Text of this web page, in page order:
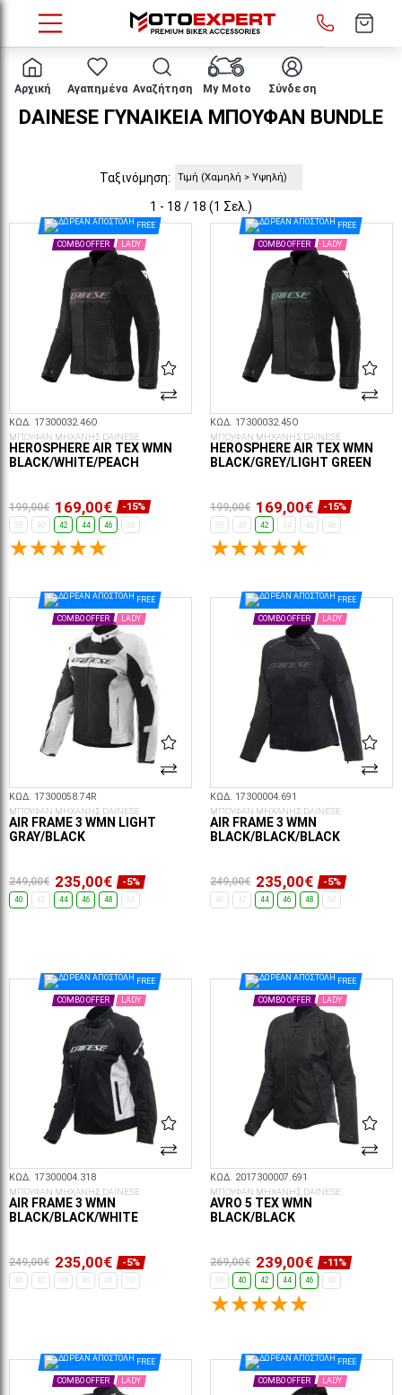
Αρχική Αγαπημένα Αναζήτηση My Moto Σύνδεση
DAINESE ΓΥΝΑΙΚΕΙΑ ΜΠΟΥΦΑΝ
DAINESE ΓΥΝΑΙΚΕΙΑ ΜΠΟΥΦΑΝ BUNDLE
Ταξινόμηση:
1 - 18 / 18 (1 Σελ.)
FREE
COMBO OFFER LADY
ΚΩΔ. 17300032.46O
ΜΠΟΥΦΑΝ ΜΗΧΑΝΗΣ DAINESE
HEROSPHERE AIR TEX WMN
BLACK/WHITE/PEACH
199,00€ 169,00€ -15%
38 40 42 44 46 48
FREE
COMBO OFFER LADY
ΚΩΔ. 17300032.45O
ΜΠΟΥΦΑΝ ΜΗΧΑΝΗΣ DAINESE
HEROSPHERE AIR TEX WMN
BLACK/GREY/LIGHT GREEN
199,00€ 169,00€ -15%
38 40 42 44 46 48
FREE
COMBO OFFER LADY
ΚΩΔ. 17300058.74R
ΜΠΟΥΦΑΝ ΜΗΧΑΝΗΣ DAINESE
AIR FRAME 3 WMN LIGHT
GRAY/BLACK
249,00€ 235,00€ -5%
40 42 44 46 48 50
FREE
COMBO OFFER LADY
ΚΩΔ. 17300004.691
ΜΠΟΥΦΑΝ ΜΗΧΑΝΗΣ DAINESE
AIR FRAME 3 WMN
BLACK/BLACK/BLACK
249,00€ 235,00€ -5%
40 42 44 46 48 50
FREE
COMBO OFFER LADY
ΚΩΔ. 17300004.318
ΜΠΟΥΦΑΝ ΜΗΧΑΝΗΣ DAINESE
AIR FRAME 3 WMN
BLACK/BLACK/WHITE
249,00€ 235,00€ -5%
40 42 44 46 48 50
FREE
COMBO OFFER LADY
ΚΩΔ. 2017300007.691
ΜΠΟΥΦΑΝ ΜΗΧΑΝΗΣ DAINESE
AVRO 5 TEX WMN
BLACK/BLACK
269,00€ 239,00€ -11%
38 40 42 44 46 48
FREE
COMBO OFFER LADY
FREE
COMBO OFFER LADY